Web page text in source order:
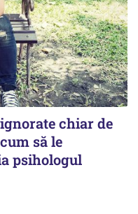
chiar de
să le
psihologul